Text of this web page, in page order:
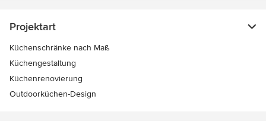
Projektart
Küchenschränke nach Maß
Küchengestaltung
Küchenrenovierung
Outdoorküchen-Design